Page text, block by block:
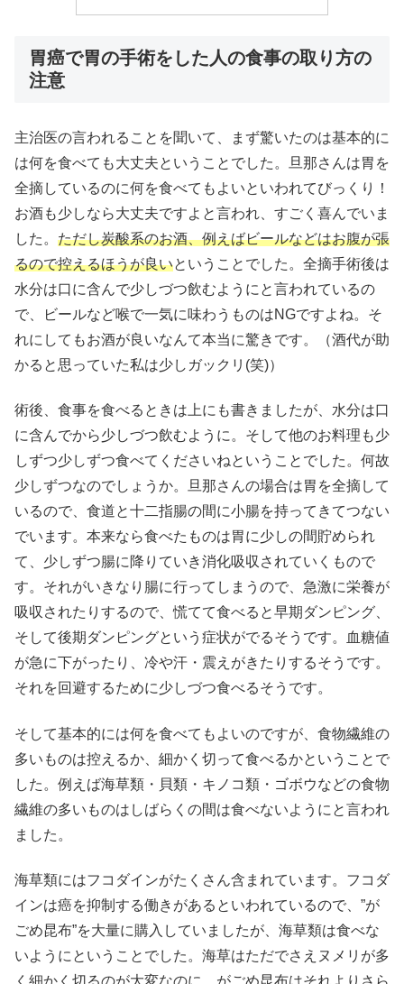
胃癌で胃の手術をした人の食事の取り方の
注意
主治医の言われることを聞いて、まず驚いたのは基本的に
は何を食べても大丈夫ということでした。旦那さんは胃を
全摘しているのに何を食べてもよいといわれてびっくり！
お酒も少しなら大丈夫ですよと言われ、すごく喜んでいま
した。 ただし炭酸系のお酒、例えばビールなどはお腹が張
るので控えるほうが良いということでした。全摘手術後は
水分は口に含んで少しづつ飲むようにと言われているの
で、ビールなど喉で一気に味わうものはNGですよね。そ
れにしてもお酒が良いなんて本当に驚きです。（酒代が助
かると思っていた私は少しガックリ(笑)）
術後、食事を食べるときは上にも書きましたが、水分は口
に含んでから少しづつ飲むように。そして他のお料理も少
しずつ少しずつ食べてくださいねということでした。何故
少しずつなのでしょうか。旦那さんの場合は胃を全摘して
いるので、食道と十二指腸の間に小腸を持ってきてつない
でいます。本来なら食べたものは胃に少しの間貯められ
て、少しずつ腸に降りていき消化吸収されていくもので
す。それがいきなり腸に行ってしまうので、急激に栄養が
吸収されたりするので、慌てて食べると早期ダンピング、
そして後期ダンピングという症状がでるそうです。血糖値
が急に下がったり、冷や汗・震えがきたりするそうです。
それを回避するために少しづつ食べるそうです。
そして基本的には何を食べてもよいのですが、食物繊維の
多いものは控えるか、細かく切って食べるかということで
した。例えば海草類・貝類・キノコ類・ゴボウなどの食物
繊維の多いものはしばらくの間は食べないようにと言われ
ました。
海草類にはフコダインがたくさん含まれています。フコダ
インは癌を抑制する働きがあるといわれているので、”が
ごめ昆布”を大量に購入していましたが、海草類は食べな
いようにということでした。海草はただでさえヌメリが多
く細かく切るのが大変なのに、がごめ昆布はそれよりさら